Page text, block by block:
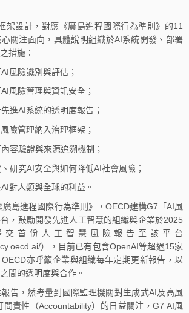
架設計，對應《廣島進程國際行為準則》的11
關注面向，具體說明組織於AI系統開發、部署
措施：
風險識別與評估；
風險管理與資訊安全；
進AI系統的透明度報告；
險管理納入治理框架；
容驗證與來源追溯機制；
研究AI安全與如何降低AI社會風險；
對人類與全球的利益。
島進程國際行為準則》，OECD建構G7「AI風
，鼓勵開發先進人工智慧的組織與企業於2025
首份人工智慧風險報告至該平台
），目前已有包含OpenAI等超過15家
亦呼籲企業與組織每年定期更新報告，以
間的透明度與合作。
告，然考量到國際監理機關對生成式AI及高風
問責性（Accountability）的日益關注，G7 AI風